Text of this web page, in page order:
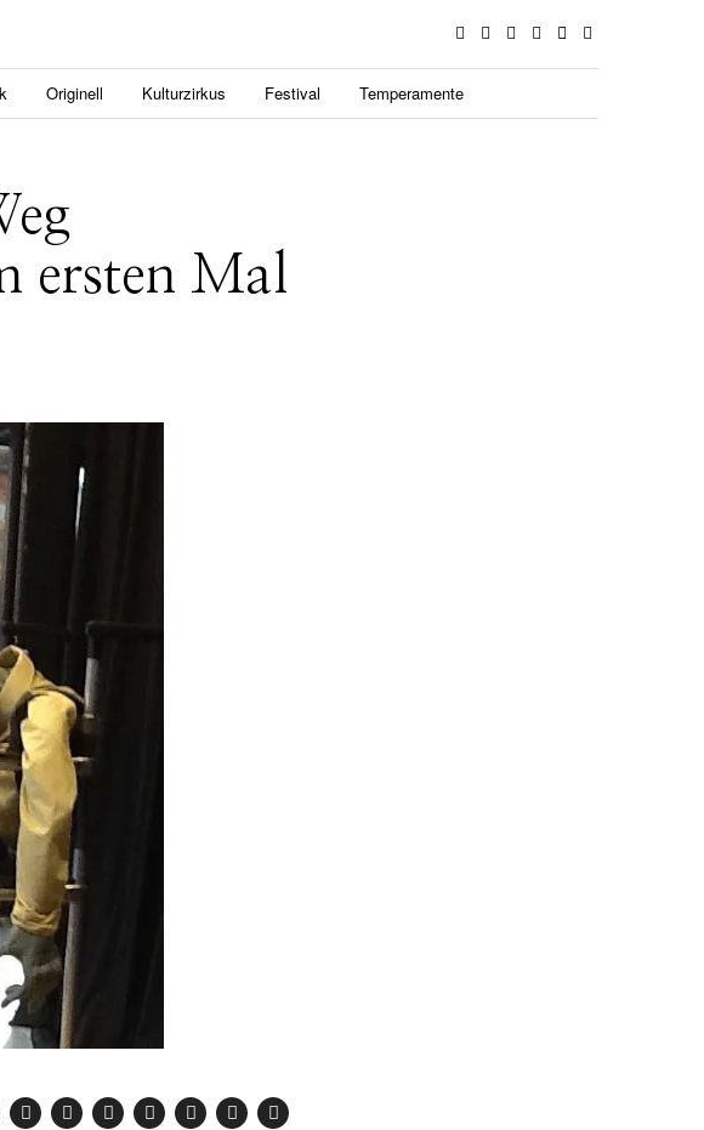
Originell Kulturzirkus Festival Temperamente
ersten Mal